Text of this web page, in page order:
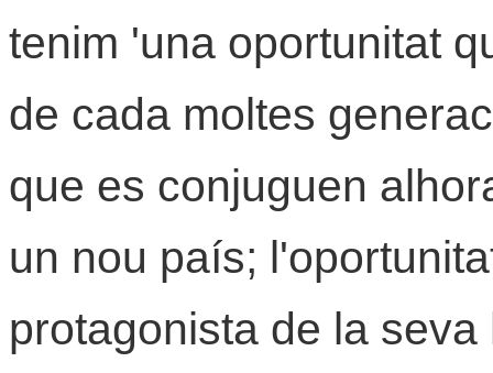
tenim 'una oportunitat
de cada moltes
que es conjuguen
un nou país;
protagonista de la